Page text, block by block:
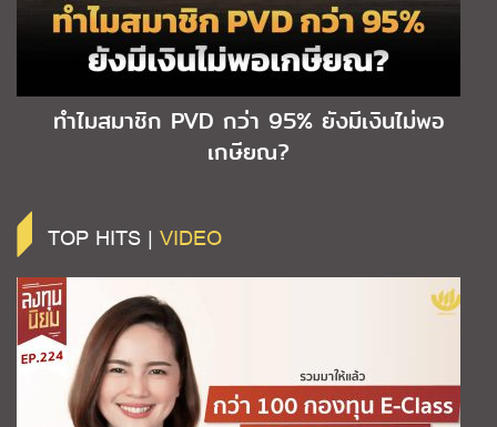
ทำไมสมาชิก PVD กว่า 95% ยังมีเงินไม่พอ
เกษียณ?
TOP HITS | VIDEO